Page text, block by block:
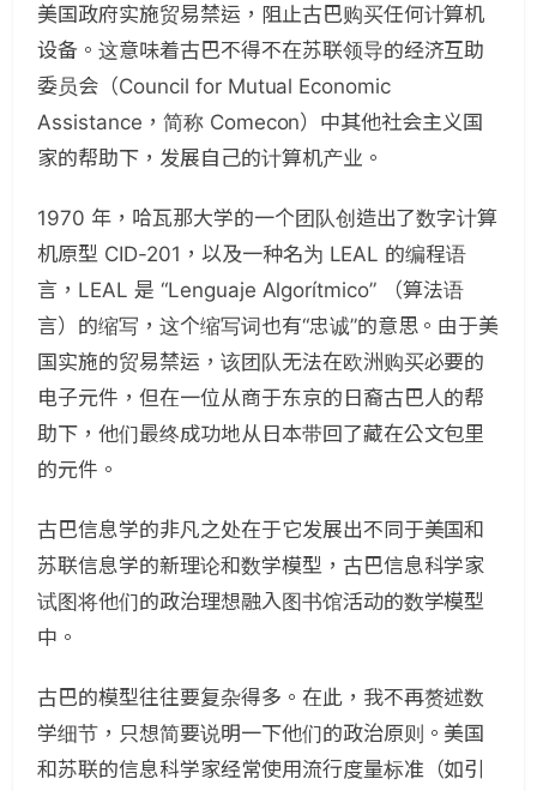
美国政府实施贸易禁运，阻止古巴购买任何计算机
设备。这意味着古巴不得不在苏联领导的经济互助
委员会（Council for Mutual Economic
Assistance，简称 Comecon）中其他社会主义国
家的帮助下，发展自己的计算机产业。
1970 年，哈瓦那大学的一个团队创造出了数字计算
机原型 CID-201，以及一种名为 LEAL 的编程语
言，LEAL 是 “Lenguaje Algorítmico” （算法语
言）的缩写，这个缩写词也有“忠诚”的意思。由于美
国实施的贸易禁运，该团队无法在欧洲购买必要的
电子元件，但在一位从商于东京的日裔古巴人的帮
助下，他们最终成功地从日本带回了藏在公文包里
的元件。
古巴信息学的非凡之处在于它发展出不同于美国和
苏联信息学的新理论和数学模型，古巴信息科学家
试图将他们的政治理想融入图书馆活动的数学模型
中。
古巴的模型往往要复杂得多。在此，我不再赘述数
学细节，只想简要说明一下他们的政治原则。美国
和苏联的信息科学家经常使用流行度量标准（如引